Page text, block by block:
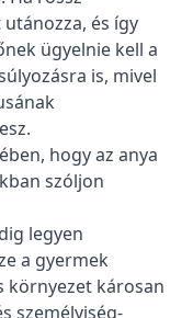
és így
ügyelnie kell a
is, mivel
hogy az anya
szóljon
legyen
a gyermek
környezet károsan
személyiség-